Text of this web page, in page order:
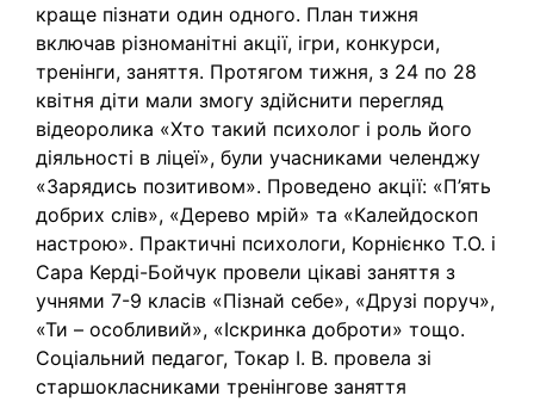
краще пізнати один одного. План тижня
включав різноманітні акції, ігри, конкурси,
тренінги, заняття. Протягом тижня, з 24 по 28
квітня діти мали змогу здійснити перегляд
відеоролика «Хто такий психолог і роль його
діяльності в ліцеї», були учасниками челенджу
«Зарядись позитивом». Проведено акції: «П’ять
добрих слів», «Дерево мрій» та «Калейдоскоп
настрою». Практичні психологи, Корнієнко Т.О. і
Сара Керді-Бойчук провели цікаві заняття з
учнями 7-9 класів «Пізнай себе», «Друзі поруч»,
«Ти – особливий», «Іскринка доброти» тощо.
Соціальний педагог, Токар І. В. провела зі
старшокласниками тренінгове заняття